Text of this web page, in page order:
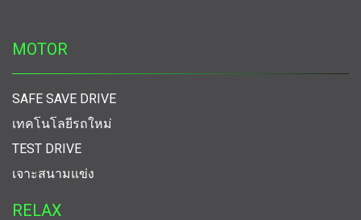
MOTOR
SAFE SAVE DRIVE
เทคโนโลยีรถใหม่
TEST DRIVE
เจาะสนามแข่ง
RELAX